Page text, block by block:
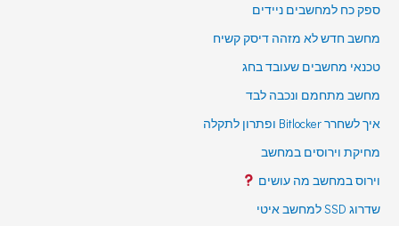
ספק כח למחשבים ניידים
מחשב חדש לא מזהה דיסק קשיח
טכנאי מחשבים שעובד בחג
מחשב מתחמם ונכבה לבד
איך לשחרר Bitlocker ופתרון לתקלה
מחיקת וירוסים במחשב
וירוס במחשב מה עושים
שדרוג SSD למחשב איטי